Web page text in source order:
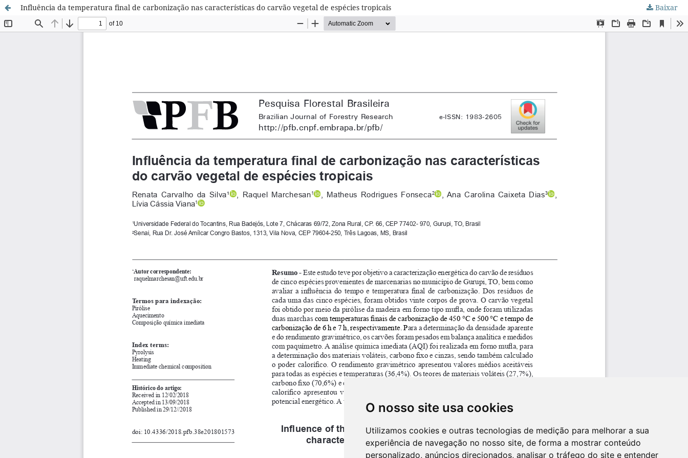
O nosso site usa cookies
Utilizamos cookies e outras tecnologias de medição para melhorar a sua
experiência de navegação no nosso site, de forma a mostrar conteúdo
personalizado, anúncios direcionados, analisar o tráfego do site e entender
Influência da temperatura final de carbonização nas características do carvão vegetal de espécies tropicais Baixar